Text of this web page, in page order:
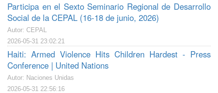
Participa en el Sexto Seminario Regional de Desarrollo
Social de la CEPAL (16-18 de junio, 2026)
Autor: CEPAL
2026-05-31 23:02:21
Haiti: Armed Violence Hits Children Hardest - Press
Conference | United Nations
Autor: Naciones Unidas
2026-05-31 22:56:16